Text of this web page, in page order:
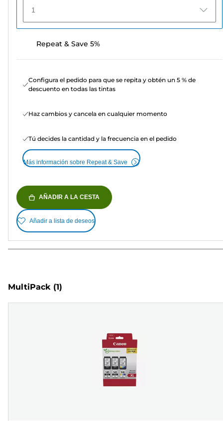
1
Repeat & Save 5%
Configura el pedido para que se repita y obtén un 5 % de
descuento en todas las tintas
Haz cambios y cancela en cualquier momento
Tú decides la cantidad y la frecuencia en el pedido
Más información sobre Repeat & Save
AÑADIR A LA CESTA
Añadir a lista de deseos
MultiPack (1)